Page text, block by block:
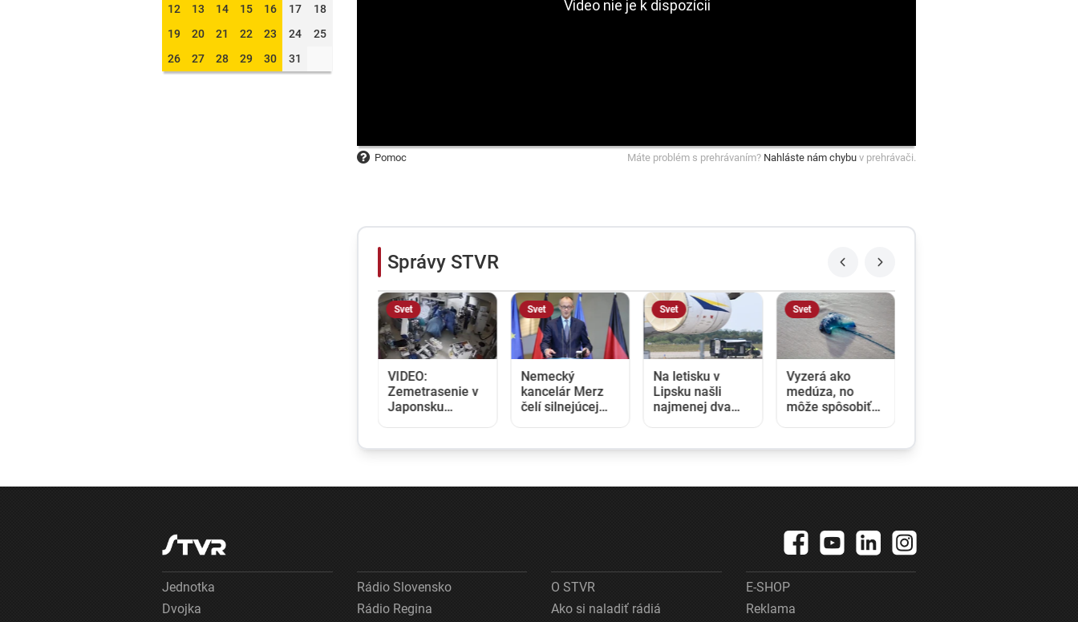
Pomoc Máte problém s prehrávaním? Nahláste nám chybu v prehrávači.
12
13 14 15 16 17
18
19
20 21 22 23 24
25
26
27 28 29 30 31
Správy STVR
Svet
VIDEO:
Zemetrasenie v
Japonsku
operácie,
vlastnými telami
Svet
Nemecký
kancelár Merz
čelí silnejúcej
neschopnosť.
udržanie
Svet
Na letisku v
Lipsku našli
najmenej dva
závažný útok na
infraštruktúru
Svet
Vyzerá ako
medúza, no
môže spôsobiť
portugalská
Francúzsku aj
Jednotka
Dvojka
Rádio Slovensko
Rádio Regina
O STVR
Ako si naladiť rádiá
E-SHOP
Reklama